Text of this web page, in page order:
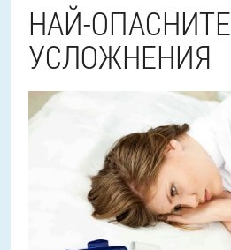
НАЙ-ОПАСНИТЕ
УСЛОЖНЕНИЯ